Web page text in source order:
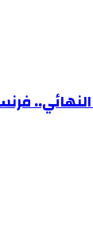
النهائي..